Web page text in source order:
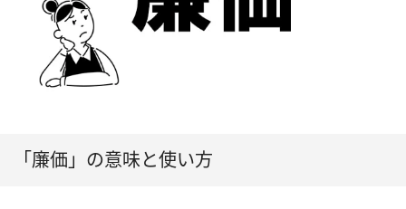
「廉価」の意味と使い方